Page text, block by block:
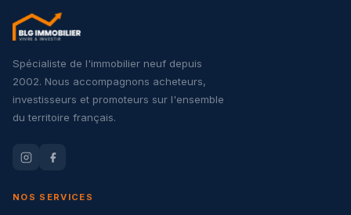
Spécialiste de l'immobilier neuf depuis
2002. Nous accompagnons acheteurs,
investisseurs et promoteurs sur l'ensemble
du territoire français.
NOS SERVICES